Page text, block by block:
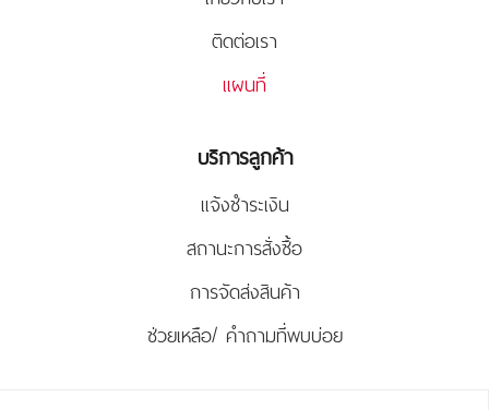
ติดต่อเรา
แผนที่
บริการลูกค้า
แจ้งชำระเงิน
สถานะการสั่งซื้อ
การจัดส่งสินค้า
ช่วยเหลือ/ คำถามที่พบบ่อย